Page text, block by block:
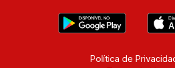
Política de